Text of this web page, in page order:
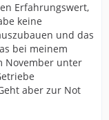
Erfahrungswert,
keine
und das
bei meinem
November unter
aber zur Not